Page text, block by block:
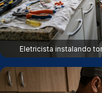
Eletricista instalando